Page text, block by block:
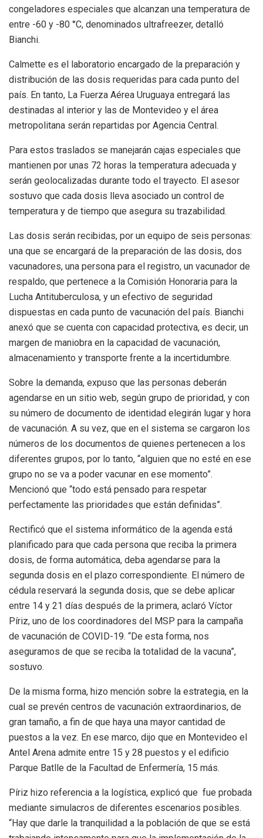
congeladores especiales que alcanzan una temperatura de
entre -60 y -80 °C, denominados ultrafreezer, detalló
Bianchi.
Calmette es el laboratorio encargado de la preparación y
distribución de las dosis requeridas para cada punto del
país. En tanto, La Fuerza Aérea Uruguaya entregará las
destinadas al interior y las de Montevideo y el área
metropolitana serán repartidas por Agencia Central.
Para estos traslados se manejarán cajas especiales que
mantienen por unas 72 horas la temperatura adecuada y
serán geolocalizadas durante todo el trayecto. El asesor
sostuvo que cada dosis lleva asociado un control de
temperatura y de tiempo que asegura su trazabilidad.
Las dosis serán recibidas, por un equipo de seis personas:
una que se encargará de la preparación de las dosis, dos
vacunadores, una persona para el registro, un vacunador de
respaldo, que pertenece a la Comisión Honoraria para la
Lucha Antituberculosa, y un efectivo de seguridad
dispuestas en cada punto de vacunación del país. Bianchi
anexó que se cuenta con capacidad protectiva, es decir, un
margen de maniobra en la capacidad de vacunación,
almacenamiento y transporte frente a la incertidumbre.
Sobre la demanda, expuso que las personas deberán
agendarse en un sitio web, según grupo de prioridad, y con
su número de documento de identidad elegirán lugar y hora
de vacunación. A su vez, que en el sistema se cargaron los
números de los documentos de quienes pertenecen a los
diferentes grupos, por lo tanto, “alguien que no esté en ese
grupo no se va a poder vacunar en ese momento”.
Mencionó que “todo está pensado para respetar
perfectamente las prioridades que están definidas”.
Rectificó que el sistema informático de la agenda está
planificado para que cada persona que reciba la primera
dosis, de forma automática, deba agendarse para la
segunda dosis en el plazo correspondiente. El número de
cédula reservará la segunda dosis, que se debe aplicar
entre 14 y 21 días después de la primera, aclaró Víctor
Píriz, uno de los coordinadores del MSP para la campaña
de vacunación de COVID-19. “De esta forma, nos
aseguramos de que se reciba la totalidad de la vacuna”,
sostuvo.
De la misma forma, hizo mención sobre la estrategia, en la
cual se prevén centros de vacunación extraordinarios, de
gran tamaño, a fin de que haya una mayor cantidad de
puestos a la vez. En ese marco, dijo que en Montevideo el
Antel Arena admite entre 15 y 28 puestos y el edificio
Parque Batlle de la Facultad de Enfermería, 15 más.
Píriz hizo referencia a la logística, explicó que fue probada
mediante simulacros de diferentes escenarios posibles.
“Hay que darle la tranquilidad a la población de que se está